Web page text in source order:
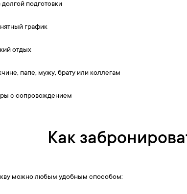
подготовки
график
отдых
папе, мужу, брату или коллегам
с сопровождением
Как
можно любым удобным способом: